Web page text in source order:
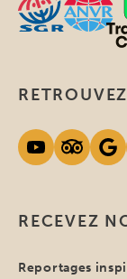
RECEVEZ
Reportages